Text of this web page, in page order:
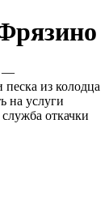
—
из колодца
на услуги
откачки